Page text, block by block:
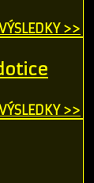
>>
>>